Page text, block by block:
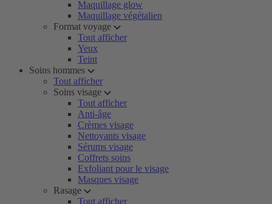
Maquillage glow
Maquillage végétalien
Format voyage
Tout afficher
Yeux
Teint
Soins hommes
Tout afficher
Soins visage
Tout afficher
Anti-âge
Crèmes visage
Nettoyants visage
Sérums visage
Coffrets soins
Exfoliant pour le visage
Masques visage
Rasage
Tout afficher